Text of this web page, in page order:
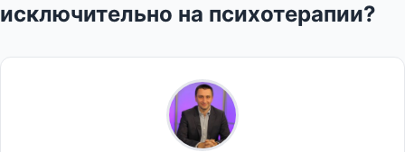
исключительно на психотерапии?